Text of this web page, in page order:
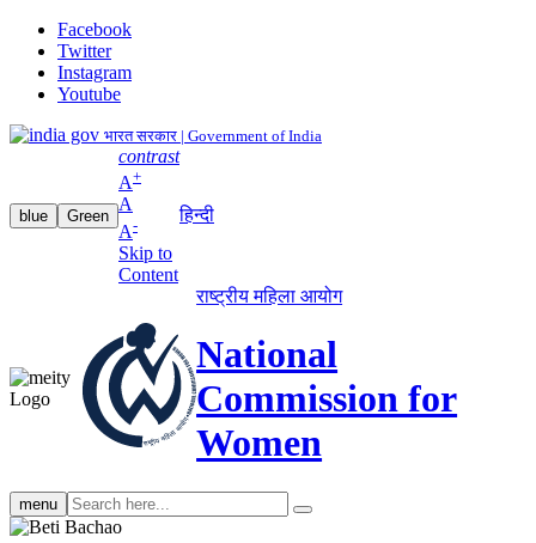
Facebook
Twitter
Instagram
Youtube
भारत सरकार | Government of India
blue Green
contrast
A+
A
A-
Skip to
Content
हिन्दी
राष्ट्रीय महिला आयोग
National
Commission for
Women
menu Search
search